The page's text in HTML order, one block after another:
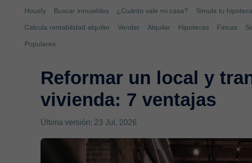
Housfy Buscar inmuebles ¿Cuánto vale mi casa? Simula tu hipoteca
Calcula rentabilidad alquiler Vender Alquilar Hipotecas Fincas
Populares
Reformar un local y
vivienda: 7 ventajas
Última versión: 23 Jul, 2026